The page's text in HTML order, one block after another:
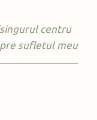
centru
sufletul meu